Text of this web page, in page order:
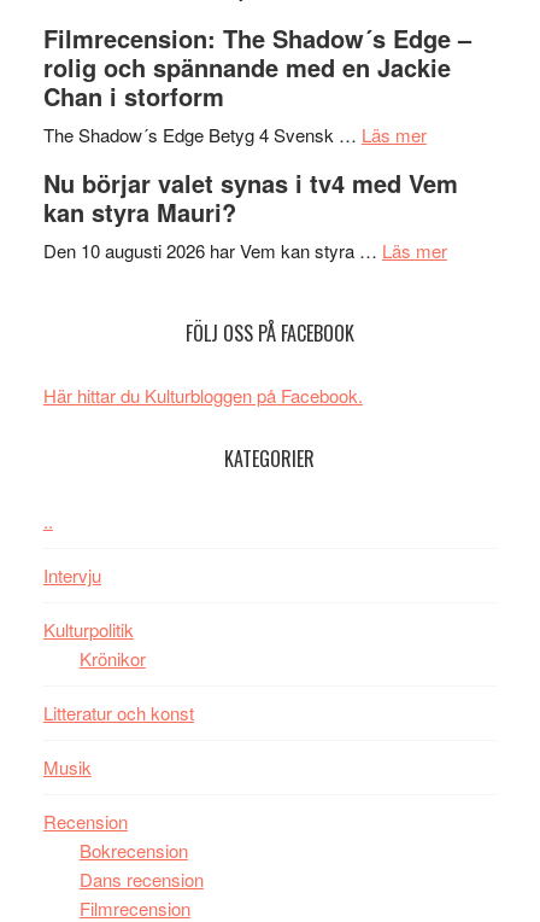
på
Roland
Pöntinen
Artipelag
bjuder
in
samtal
teater
Filmrecension: The Shadow´s Edge –
rolig och spännande med en Jackie
Chan i storform
The Shadow´s Edge Betyg 4 Svensk … Läs merom
The
´s
Nu börjar valet synas i tv4 med Vem
kan styra Mauri?
Den 10 augusti 2026 har Vem kan styra … Läs merom
FÖLJ OSS PÅ FACEBOOK
Här hittar du Kulturbloggen på Facebook.
KATEGORIER
..
Intervju
Kulturpolitik
Krönikor
Litteratur och konst
Musik
Recension
Bokrecension
Dans recension
Filmrecension